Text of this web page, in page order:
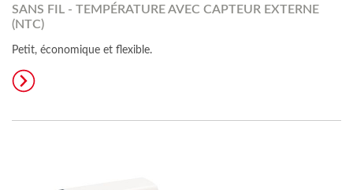
SANS FIL - TEMPÉRATURE AVEC CAPTEUR EXTERNE
(NTC)
Petit, économique et flexible.